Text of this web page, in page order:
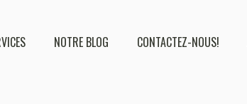
NOTRE BLOG CONTACTEZ-NOUS!